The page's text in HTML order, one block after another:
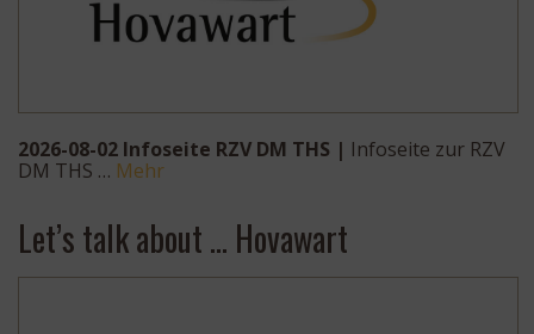
2026-08-02 Infoseite RZV DM THS | Infoseite zur RZV
DM THS … Mehr
Let’s talk about … Hovawart